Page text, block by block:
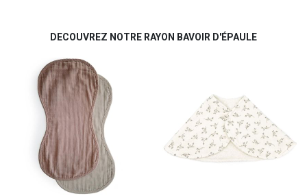
DECOUVREZ NOTRE RAYON BAVOIR D'ÉPAULE